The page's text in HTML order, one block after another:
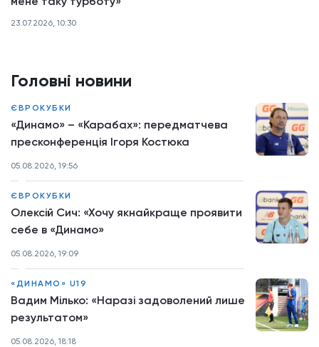
Головні новини
ЄВРОКУБКИ
«Динамо» – «Карабах»: передматчева
пресконференція Ігоря Костюка
05.08.2026, 19:56
ЄВРОКУБКИ
Олексій Сич: «Хочу якнайкраще проявити
себе в «Динамо»
05.08.2026, 19:09
«ДИНАМО» U19
Вадим Мілько: «Наразі задоволений лише
результатом»
05.08.2026, 18:18
23.07.2026, 10:30